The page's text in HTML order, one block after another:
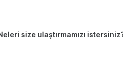
size ulaştırmamızı